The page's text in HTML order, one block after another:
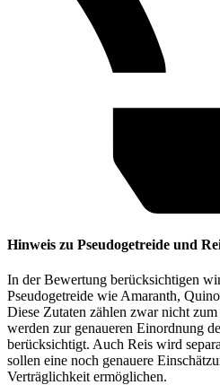
Hinweis zu Pseudogetreide und
In der Bewertung berücksichtigen
Pseudogetreide wie Amaranth,
Diese Zutaten zählen zwar nicht
werden zur genaueren Einordnung
berücksichtigt. Auch Reis wird
sollen eine noch genauere
Verträglichkeit ermöglichen.